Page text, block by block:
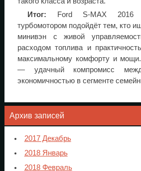
Итог: Ford S-MAX 2016
турбомотором подойдёт тем, кто
минивэн с живой
расходом топлива и
максимальному комфорту и
— удачный компромисс
экономичностью в сегменте
Архив записей
2017 Декабрь
2018 Январь
2018 Февраль